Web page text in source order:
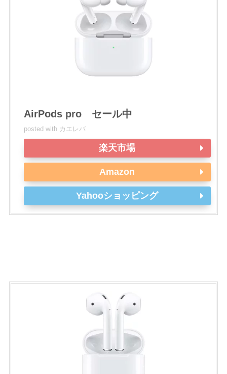
AirPods pro セール中
posted with カエレバ
楽天市場
Amazon
Yahooショッピング